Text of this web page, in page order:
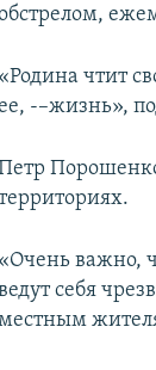
«Родина чтит
-–жизнь»,
«Очень важно,
себя